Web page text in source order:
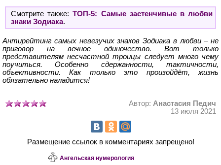
Смотрите также:ТОП-5: Самые застенчивые в любви
знаки Зодиака.
Антирейтинг самых невезучих знаков Зодиака в любви – не
приговор на вечное одиночество. Вот только
представителям несчастной троицы следует много чему
поучиться. Особенно сдержанности, тактичности,
объективности. Как только это произойдёт, жизнь
обязательно наладится!
Автор: Анастасия Педич
13 июля 2021
Размещение ссылок в комментариях запрещено!
Ангельская нумерология